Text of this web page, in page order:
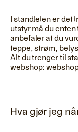
I standleien er
utstyr må du
anbefaler at du
teppe, strøm,
Alt du trenger til
webshop:
Hva gjør jeg